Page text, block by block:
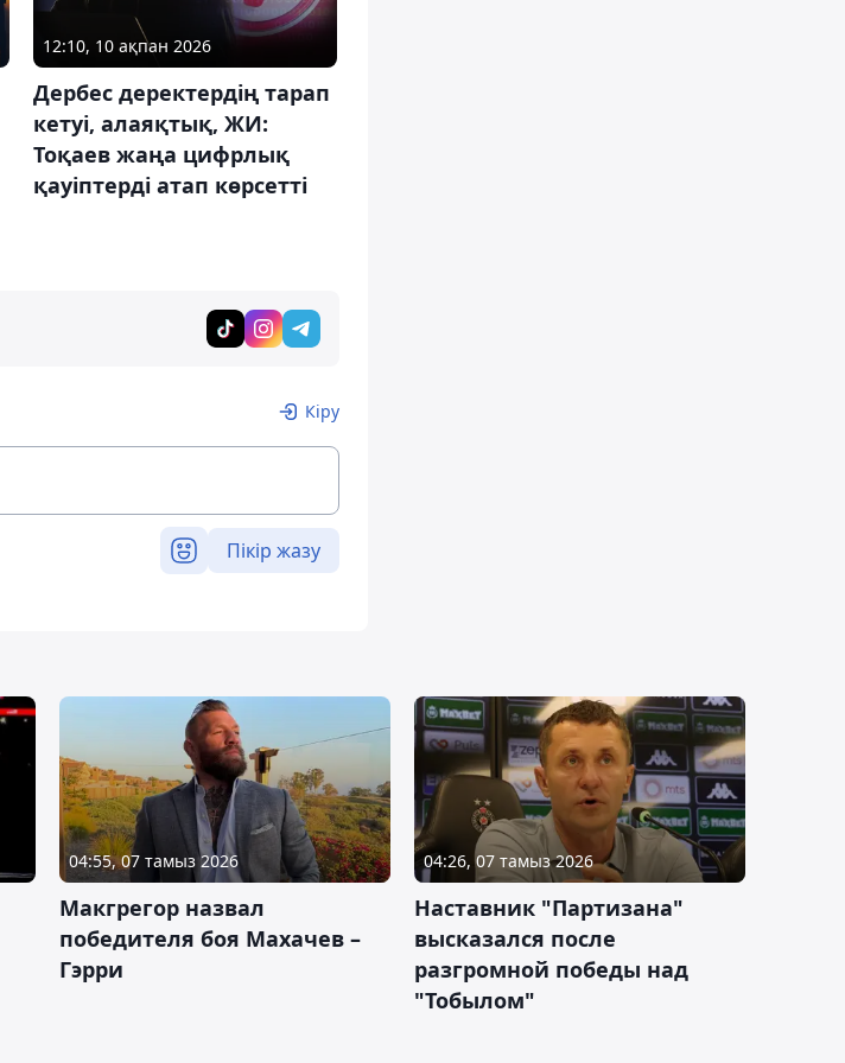
12:10, 10 ақпан 2026
Дербес деректердің тарап
кетуі, алаяқтық, ЖИ:
Тоқаев жаңа цифрлық
қауіптерді атап көрсетті
Кіру
Пікір жазу
04:55, 07 тамыз 2026
Макгрегор назвал
победителя боя Махачев –
Гэрри
04:26, 07 тамыз 2026
Наставник "Партизана"
высказался после
разгромной победы над
"Тобылом"